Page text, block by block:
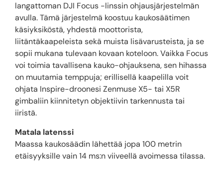
langattoman DJI Focus -linssin ohjausjärjestelmän
avulla. Tämä järjestelmä koostuu kaukosäätimen
käsiyksiköstä, yhdestä moottorista,
liitäntäkaapeleista sekä muista lisävarusteista, ja se
sopii mukana tulevaan kovaan koteloon. Vaikka Focus
voi toimia tavallisena kauko-ohjauksena, sen hihassa
on muutamia temppuja; erillisellä kaapelilla voit
ohjata Inspire-droonesi Zenmuse X5- tai X5R
gimbaliin kiinnitetyn objektiivin tarkennusta tai
iiristä.
Matala latenssi
Maassa kaukosäädin lähettää jopa 100 metrin
etäisyyksille vain 14 ms:n viiveellä avoimessa tilassa.